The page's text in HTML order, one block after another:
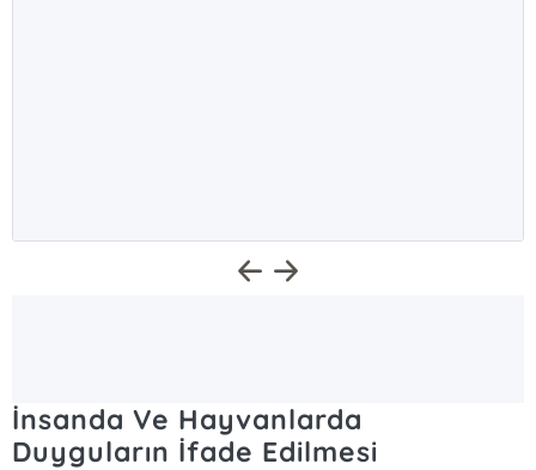
İnsanda Ve Hayvanlarda
Duyguların İfade Edilmesi